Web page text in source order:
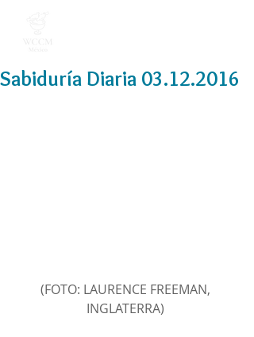
Sabiduría Diaria 03.12.2016
(FOTO: LAURENCE FREEMAN,
INGLATERRA)